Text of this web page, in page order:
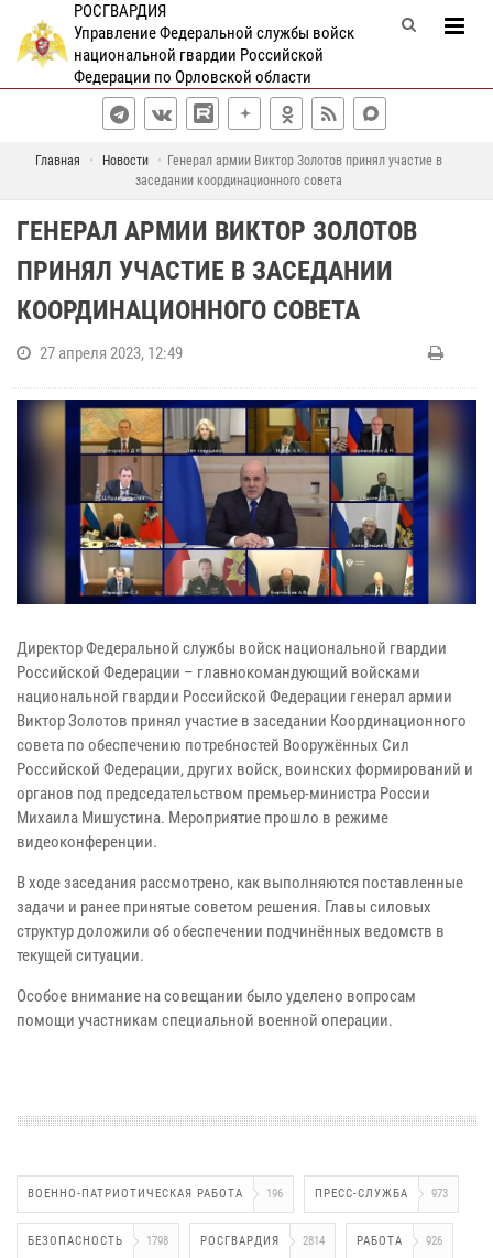
РОСГВАРДИЯ
Управление Федеральной службы войск
национальной гвардии Российской
Федерации по Орловской области
Главная Новости
Генерал армии Виктор Золотов принял участие в
заседании координационного совета
ГЕНЕРАЛ АРМИИ ВИКТОР ЗОЛОТОВ
ПРИНЯЛ УЧАСТИЕ В ЗАСЕДАНИИ
КООРДИНАЦИОННОГО СОВЕТА
27 апреля 2023, 12:49
Директор Федеральной службы войск национальной гвардии
Российской Федерации – главнокомандующий войсками
национальной гвардии Российской Федерации генерал армии
Виктор Золотов принял участие в заседании Координационного
совета по обеспечению потребностей Вооружённых Сил
Российской Федерации, других войск, воинских формирований и
органов под председательством премьер-министра России
Михаила Мишустина. Мероприятие прошло в режиме
видеоконференции.
В ходе заседания рассмотрено, как выполняются поставленные
задачи и ранее принятые советом решения. Главы силовых
структур доложили об обеспечении подчинённых ведомств в
текущей ситуации.
Особое внимание на совещании было уделено вопросам
помощи участникам специальной военной операции.
ВОЕННО-ПАТРИОТИЧЕСКАЯ РАБОТА 196 ПРЕСС-СЛУЖБА 973
БЕЗОПАСНОСТЬ 1798 РОСГВАРДИЯ 2814 РАБОТА 926